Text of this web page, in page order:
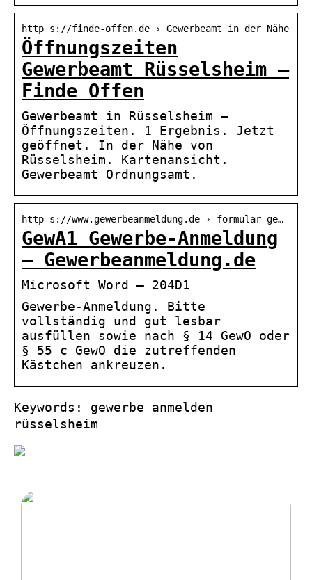
http s://finde-offen.de › Gewerbeamt in der Nähe
Öffnungszeiten
Gewerbeamt Rüsselsheim –
Finde Offen
Gewerbeamt in Rüsselsheim –
Öffnungszeiten. 1 Ergebnis. Jetzt
geöffnet. In der Nähe von
Rüsselsheim. Kartenansicht.
Gewerbeamt Ordnungsamt.
http s://www.gewerbeanmeldung.de › formular-ge…
GewA1 Gewerbe-Anmeldung
– Gewerbeanmeldung.de
Microsoft Word – 204D1
Gewerbe-Anmeldung. Bitte
vollständig und gut lesbar
ausfüllen sowie nach § 14 GewO oder
§ 55 c GewO die zutreffenden
Kästchen ankreuzen.
Keywords: gewerbe anmelden
rüsselsheim